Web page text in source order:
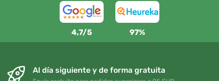
4,7/5 97%
Al día siguiente y de forma gratuita